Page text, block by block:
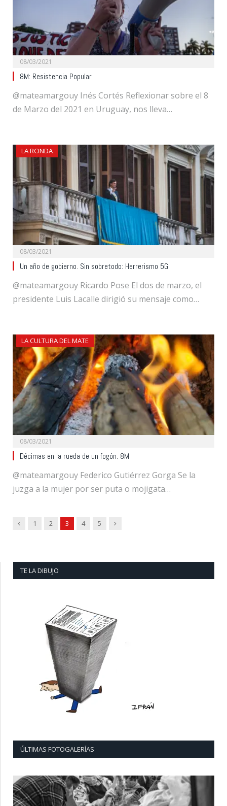
08/03/2021
8M: Resistencia Popular
@mateamargouy Inés Cortés Reflexionar sobre el 8
de Marzo del 2021 en Uruguay, nos lleva…
LA RONDA
08/03/2021
Un año de gobierno. Sin sobretodo: Herrerismo 5G
@mateamargouy Ricardo Pose El dos de marzo, el
presidente Luis Lacalle dirigió su mensaje como…
LA CULTURA DEL MATE
08/03/2021
Décimas en la rueda de un fogón. 8M
@mateamargouy Federico Gutiérrez Gorga Se la
juzga a la mujer por ser puta o mojigata…
Previous
1 2 3 4 5 Next
TE LA DIBUJO
ÚLTIMAS FOTOGALERÍAS